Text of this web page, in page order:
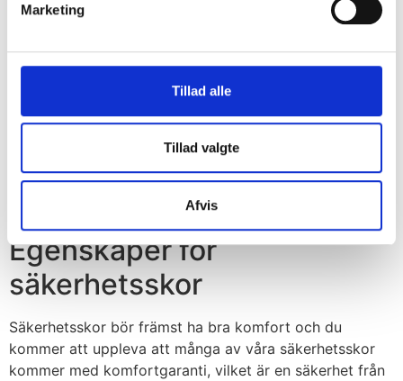
Marketing
Tillad alle
Tillad valgte
Afvis
SKYDDSKÄNGA
SEK 1.899,00u. moms
Egenskaper för
säkerhetsskor
Säkerhetsskor bör främst ha bra komfort och du
kommer att uppleva att många av våra säkerhetsskor
kommer med komfortgaranti, vilket är en säkerhet från